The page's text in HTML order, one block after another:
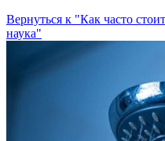
Вернуться к "Как часто
наука"